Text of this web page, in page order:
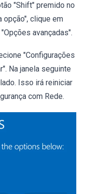
"Shift" premido no
opção", clique em
avançadas".
"Configurações
Na janela seguinte
Isso irá reiniciar
com Rede.